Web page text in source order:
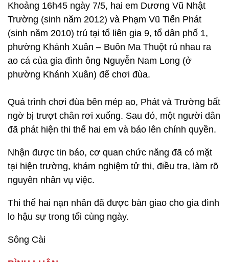
Khoảng 16h45 ngày 7/5, hai em Dương Vũ Nhật
Trường (sinh năm 2012) và Phạm Vũ Tiến Phát
(sinh năm 2010) trú tại tổ liên gia 9, tổ dân phố 1,
phường Khánh Xuân – Buôn Ma Thuột rủ nhau ra
ao cá của gia đình ông Nguyễn Nam Long (ở
phường Khánh Xuân) để chơi đùa.
Quá trình chơi đùa bên mép ao, Phát và Trường bất
ngờ bị trượt chân rơi xuống. Sau đó, một người dân
đã phát hiện thi thể hai em và báo lên chính quyền.
Nhận được tin báo, cơ quan chức năng đã có mặt
tại hiện trường, khám nghiệm tử thi, điều tra, làm rõ
nguyên nhân vụ việc.
Thi thể hai nạn nhân đã được bàn giao cho gia đình
lo hậu sự trong tối cùng ngày.
Sông Cài